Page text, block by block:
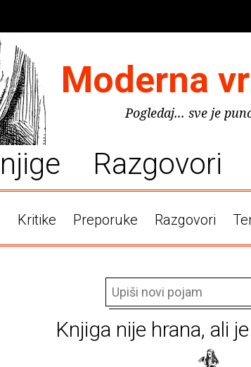
Moderna
Pogledaj... sve je
Razgovori
Kritike Preporuke Razgovori
Knjiga nije hrana, ali